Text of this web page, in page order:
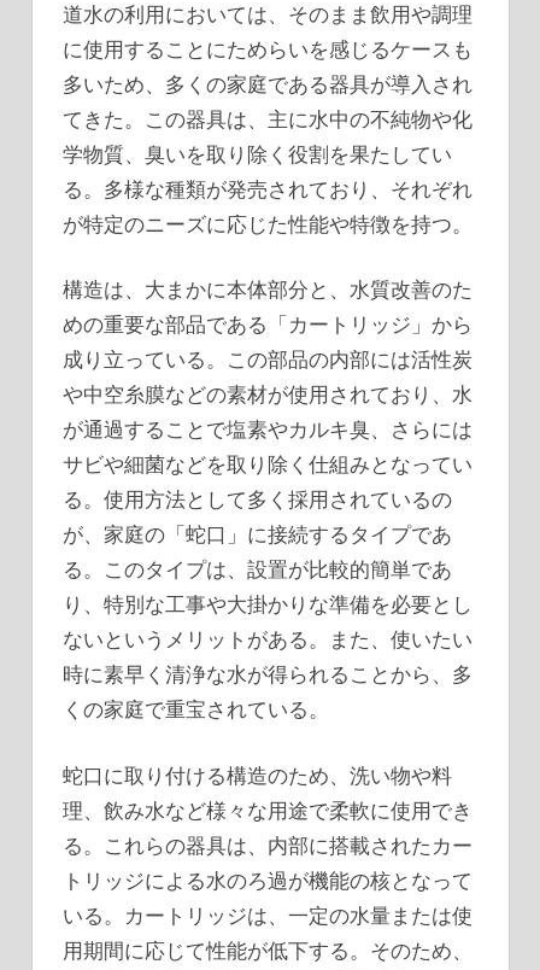
道水の利用においては、そのまま飲用や調理
に使用することにためらいを感じるケースも
多いため、多くの家庭である器具が導入され
てきた。この器具は、主に水中の不純物や化
学物質、臭いを取り除く役割を果たしてい
る。多様な種類が発売されており、それぞれ
が特定のニーズに応じた性能や特徴を持つ。
構造は、大まかに本体部分と、水質改善のた
めの重要な部品である「カートリッジ」から
成り立っている。この部品の内部には活性炭
や中空糸膜などの素材が使用されており、水
が通過することで塩素やカルキ臭、さらには
サビや細菌などを取り除く仕組みとなってい
る。使用方法として多く採用されているの
が、家庭の「蛇口」に接続するタイプであ
る。このタイプは、設置が比較的簡単であ
り、特別な工事や大掛かりな準備を必要とし
ないというメリットがある。また、使いたい
時に素早く清浄な水が得られることから、多
くの家庭で重宝されている。
蛇口に取り付ける構造のため、洗い物や料
理、飲み水など様々な用途で柔軟に使用でき
る。これらの器具は、内部に搭載されたカー
トリッジによる水のろ過が機能の核となって
いる。カートリッジは、一定の水量または使
用期間に応じて性能が低下する。そのため、